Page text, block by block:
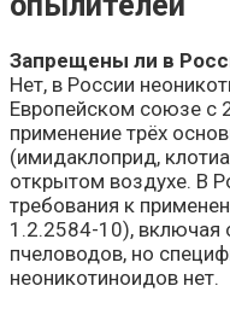
Запрещены ли в
Нет, в России
Европейском союзе с
применение трёх
(имидаклоприд,
открытом воздухе. В
требования к
1.2.2584-10), включая
пчеловодов, но
неоникотиноидов нет.